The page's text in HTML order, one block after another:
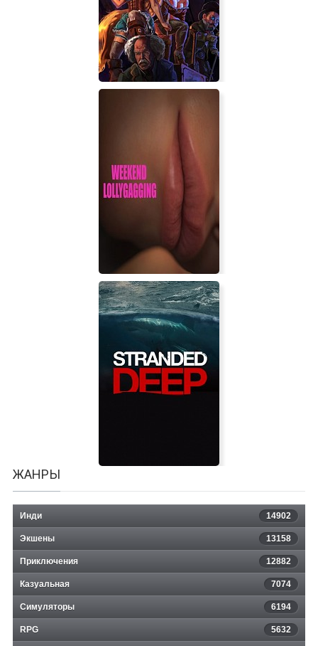
Metro Simulator
SteamCity Chronicles - Rise Of The
Rose
Weekend Lollygagging
ЖАНРЫ
Инди 14902
Экшены 13158
Приключения 12882
Казуальная 7074
Симуляторы 6194
RPG 5632